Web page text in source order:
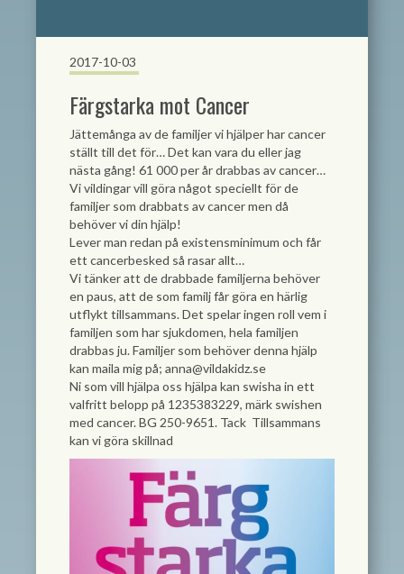
2017-10-03
Färgstarka mot Cancer
Jättemånga av de familjer vi hjälper har cancer
ställt till det för… Det kan vara du eller jag
nästa gång! 61 000 per år drabbas av cancer…
Vi vildingar vill göra något speciellt för de
familjer som drabbats av cancer men då
behöver vi din hjälp!
Lever man redan på existensminimum och får
ett cancerbesked så rasar allt…
Vi tänker att de drabbade familjerna behöver
en paus, att de som familj får göra en härlig
utflykt tillsammans. Det spelar ingen roll vem i
familjen som har sjukdomen, hela familjen
drabbas ju. Familjer som behöver denna hjälp
kan maila mig på; anna@vildakidz.se
Ni som vill hjälpa oss hjälpa kan swisha in ett
valfritt belopp på 1235383229, märk swishen
med cancer. BG 250-9651. Tack Tillsammans
kan vi göra skillnad